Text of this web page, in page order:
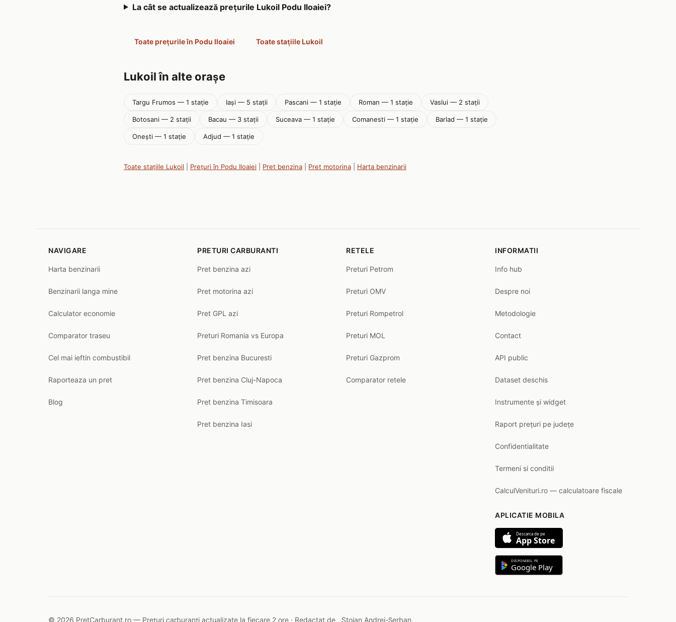
La cât se actualizează prețurile Lukoil Podu Iloaiei?
Toate prețurile în Podu Iloaiei Toate stațiile Lukoil
Lukoil în alte orașe
Targu Frumos — 1 stație Iaşi — 5 stații Pascani — 1 stație Roman — 1 stație Vaslui — 2 stații
Botosani — 2 stații Bacau — 3 stații Suceava — 1 stație Comanesti — 1 stație Barlad — 1 stație
Onești — 1 stație Adjud — 1 stație
Toate stațiile Lukoil Prețuri în Podu Iloaiei Pret benzina Pret motorina Harta benzinarii
NAVIGARE
Harta benzinarii
Benzinarii langa mine
Calculator economie
Comparator traseu
Cel mai ieftin combustibil
Raporteaza un pret
Blog
PRETURI CARBURANTI
Pret benzina azi
Pret motorina azi
Pret GPL azi
Preturi Romania vs Europa
Pret benzina Bucuresti
Pret benzina Cluj-Napoca
Pret benzina Timisoara
Pret benzina Iasi
RETELE
Preturi Petrom
Preturi OMV
Preturi Rompetrol
Preturi MOL
Preturi Gazprom
Comparator retele
INFORMATII
Info hub
Despre noi
Metodologie
Contact
API public
Dataset deschis
Instrumente și widget
Raport prețuri pe județe
Confidentialitate
Termeni si conditii
CalculVenituri.ro — calculatoare fiscale
APLICATIE MOBILA
Descarca de pe
App Store
DISPONIBIL PE
Google Play
© 2026 PretCarburant.ro — Prețuri carburanți actualizate la fiecare 2 ore · Redactat de Stoian Andrei-Șerban